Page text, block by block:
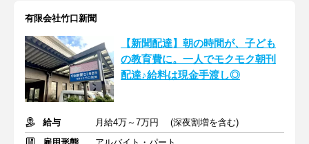
有限会社竹口新聞
【新聞配達】朝の時間が、子ども
の教育費に。一人でモクモク朝刊
配達♪給料は現金手渡し◎
給与
月給4万～7万円 (深夜割増を含む)